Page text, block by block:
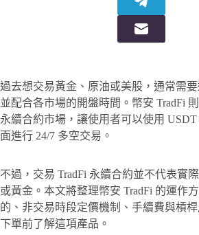
過去想交易黃金、原油或美股，通常需要
並配合各市場的開盤時間。幣安 TradFi
永續合約市場，讓使用者可以使用
面進行 24/7 多空交易。
不過，交易 TradFi 永續合約並不代表實
或黃金。本文將整理幣安 TradFi 的運作
的、非交易時段定價機制、手續費與槓
下單前了解這項產品。